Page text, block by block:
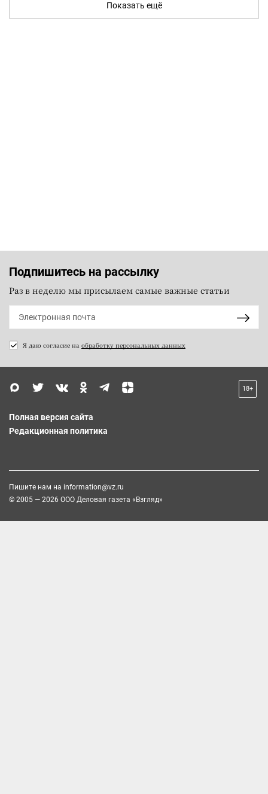
Показать ещё
Подпишитесь на рассылку
Раз в неделю мы присылаем самые важные статьи
Я даю согласие на обработку персональных данных
18+
Полная версия сайта
Редакционная политика
Пишите нам на information@vz.ru
© 2005 — 2026 ООО Деловая газета «Взгляд»